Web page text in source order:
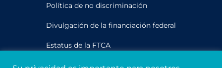
Política de no discriminación
Divulgación de la financiación federal
Estatus de la FTCA